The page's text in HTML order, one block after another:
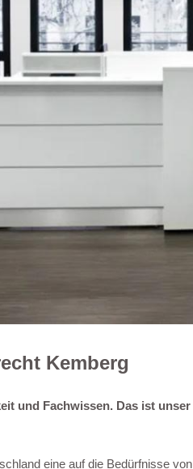
Kemberg
und Fachwissen. Das ist unser
eine auf die Bedürfnisse von